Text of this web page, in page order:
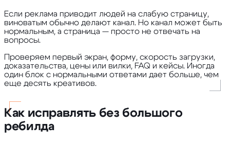
Если реклама приводит людей на слабую страницу,
виноватым обычно делают канал. Но канал может быть
нормальным, а страница — просто не отвечать на
вопросы.
Проверяем первый экран, форму, скорость загрузки,
доказательства, цены или вилки, FAQ и кейсы. Иногда
один блок с нормальными ответами дает больше, чем
еще десять креативов.
Как исправлять без большого
ребилда